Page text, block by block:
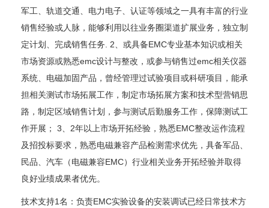
军工、轨道交通、电力电子、认证等领域之一具有丰富的行业
销售经验或人脉，能够利用以往业务圈渠道扩展业务，独立制
定计划、完成销售任务. 2、或具备EMC专业基本知识或相关
市场资源或熟悉emc设计与整改，或参与销售过emc相关仪器
系统、电磁加固产品，曾经管理过试验项目或科研项目，能承
担相关测试市场拓展工作，制定市场拓展方案和技术型营销思
路，制定区域销售计划，参与测试后勤服务工作，保障测试工
作开展； 3、2年以上市场开拓经验，熟悉EMC整改运作流程
及招投标要求，熟悉电磁兼容产品检测需求优先，具备军品、
民品、汽车（电磁兼容EMC）行业相关业务开拓经验并取得
良好业绩成果者优先。
技术支持1名：负责EMC实验设备的安装调试已经日常技术方